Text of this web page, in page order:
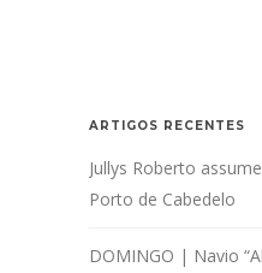
ARTIGOS RECENTES
Jullys Roberto
Porto de Cabedelo
DOMINGO | Navio